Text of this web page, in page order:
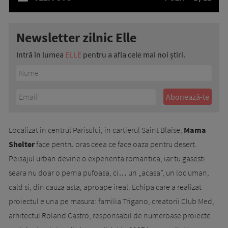
Newsletter zilnic Elle
Intră în lumea ELLE pentru a afla cele mai noi știri.
Localizat in centrul Parisului, in cartierul Saint Blaise, Mama
Shelterface pentru oras ceea ce face oaza pentru desert.
Peisajul urban devine o experienta romantica, iar tu gasesti
seara nu doar o perna pufoasa, ci… un „acasa”, un loc uman,
cald si, din cauza asta, aproape ireal. Echipa care a realizat
proiectul e una pe masura: familia Trigano, creatorii Club Med,
arhitectul Roland Castro, responsabil de numeroase proiecte